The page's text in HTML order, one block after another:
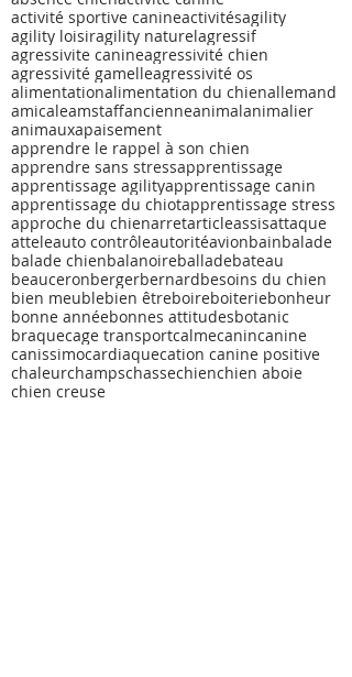
activité sportive canineactivitésagility
agility loisiragility naturelagressif
agressivite canineagressivité chien
agressivité gamelleagressivité os
alimentationalimentation du chienallemand
amicaleamstaffancienneanimalanimalier
animauxapaisement
apprendre le rappel à son chien
apprendre sans stressapprentissage
apprentissage agilityapprentissage canin
apprentissage du chiotapprentissage stress
approche du chienarretarticleassisattaque
atteleauto contrôleautoritéavionbainbalade
balade chienbalanoireballadebateau
beauceronbergerbernardbesoins du chien
bien meublebien êtreboireboiteriebonheur
bonne annéebonnes attitudesbotanic
braquecage transportcalmecanincanine
canissimocardiaquecation canine positive
chaleurchampschassechienchien aboie
chien creuse